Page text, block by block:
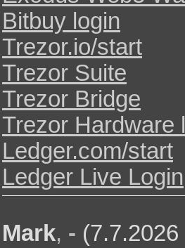
Bitbuy login
Trezor.io/start
Trezor Suite
Trezor Bridge
Trezor Hardware
Ledger.com/start
Ledger Live Login
Mark, -